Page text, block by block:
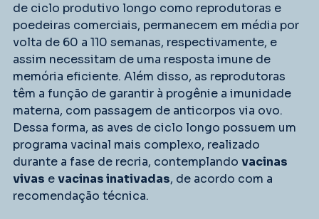
de ciclo produtivo longo como reprodutoras e
poedeiras comerciais, permanecem em média por
volta de 60 a 110 semanas, respectivamente, e
assim necessitam de uma resposta imune de
memória eficiente. Além disso, as reprodutoras
têm a função de garantir à progênie a imunidade
materna, com passagem de anticorpos via ovo.
Dessa forma, as aves de ciclo longo possuem um
programa vacinal mais complexo, realizado
durante a fase de recria, contemplando vacinas
vivas e vacinas inativadas, de acordo com a
recomendação técnica.